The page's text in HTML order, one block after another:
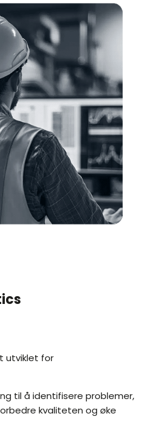
utviklet for
til å identifisere problemer,
kvaliteten og øke